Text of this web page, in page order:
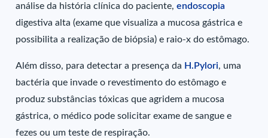
análise da história clínica do paciente,endoscopia
digestiva alta (exame que visualiza a mucosa gástrica e
possibilita a realização de biópsia) e raio-x do estômago.
Além disso, para detectar a presença da H.Pylori, uma
bactéria que invade o revestimento do estômago e
produz substâncias tóxicas que agridem a mucosa
gástrica, o médico pode solicitar exame de sangue e
fezes ou um teste de respiração.